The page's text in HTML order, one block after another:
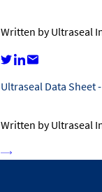
Written by Ultraseal
Ultraseal Data Sheet
Written by Ultraseal